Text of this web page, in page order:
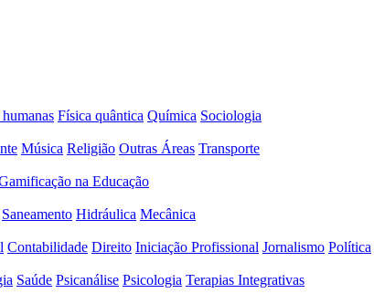
Física quântica Química Sociologia
Música Religião Outras Áreas Transporte
na Educação
Saneamento Hidráulica Mecânica
Contabilidade Direito Iniciação Profissional Jornalismo Política
Saúde Psicanálise Psicologia Terapias Integrativas